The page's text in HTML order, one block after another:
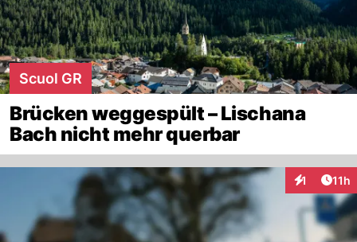
Scuol GR
Brücken weggespült – Lischana
Bach nicht mehr querbar
1 11h